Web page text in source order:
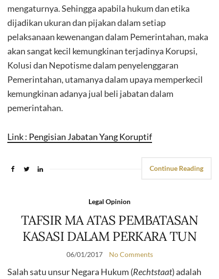
mengaturnya. Sehingga apabila hukum dan etika
dijadikan ukuran dan pijakan dalam setiap
pelaksanaan kewenangan dalam Pemerintahan, maka
akan sangat kecil kemungkinan terjadinya Korupsi,
Kolusi dan Nepotisme dalam penyelenggaran
Pemerintahan, utamanya dalam upaya memperkecil
kemungkinan adanya jual beli jabatan dalam
pemerintahan.
Link : Pengisian Jabatan Yang Koruptif
Continue Reading
Legal Opinion
TAFSIR MA ATAS PEMBATASAN
KASASI DALAM PERKARA TUN
06/01/2017 No Comments
Salah satu unsur Negara Hukum (Rechtstaat) adalah